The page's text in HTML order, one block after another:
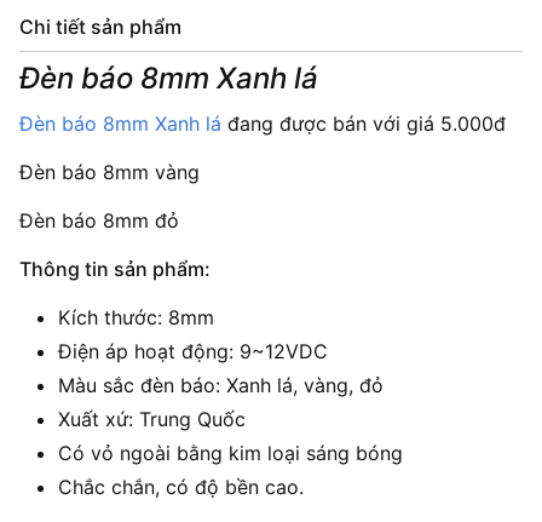
Chi tiết sản phẩm
Đèn báo 8mm Xanh lá
Đèn báo 8mm Xanh lá đang được bán với giá 5.000đ
Đèn báo 8mm vàng
Đèn báo 8mm đỏ
Thông tin sản phẩm:
Kích thước: 8mm
Điện áp hoạt động: 9~12VDC
Màu sắc đèn báo: Xanh lá, vàng, đỏ
Xuất xứ: Trung Quốc
Có vỏ ngoài bằng kim loại sáng bóng
Chắc chắn, có độ bền cao.